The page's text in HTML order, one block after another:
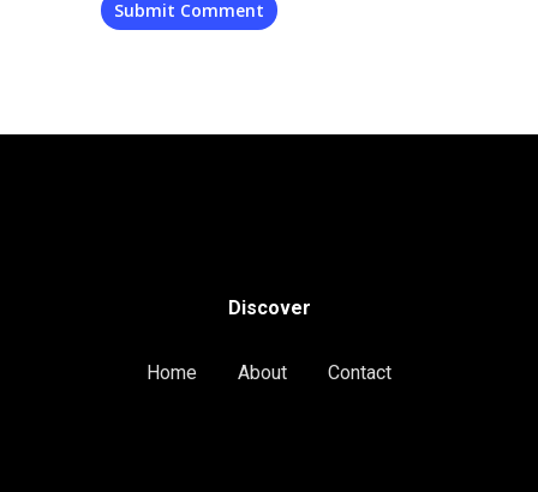
Discover
Home About Contact